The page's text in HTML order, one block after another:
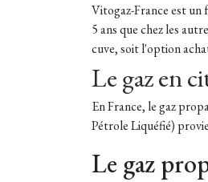
Vitogaz-France est un
5 ans que chez les
cuve, soit l'option
Le gaz en
En France, le gaz
Pétrole Liquéfié)
Le gaz